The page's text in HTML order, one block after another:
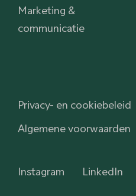
Marketing &
communicatie
Privacy- en cookiebeleid
Algemene voorwaarden
Instagram LinkedIn